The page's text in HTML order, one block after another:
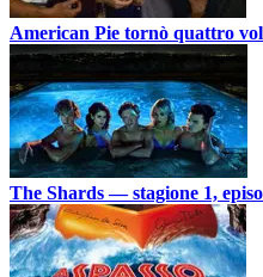
American Pie tornò quattro
The Shards — stagione 1,